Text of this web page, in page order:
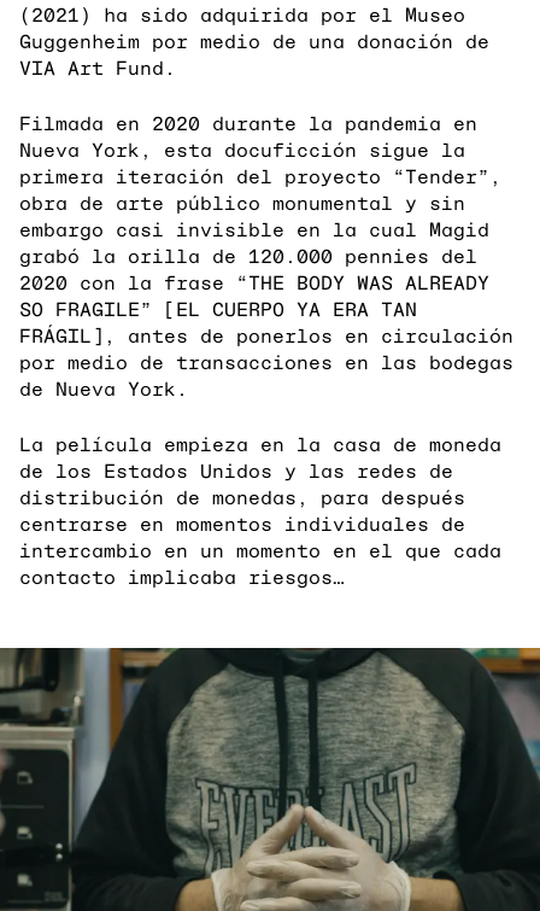
(2021) ha sido adquirida por el Museo
Guggenheim por medio de una donación de
VIA Art Fund.
Filmada en 2020 durante la pandemia en
Nueva York, esta docuficción sigue la
primera iteración del proyecto “Tender”,
obra de arte público monumental y sin
embargo casi invisible en la cual Magid
grabó la orilla de 120.000 pennies del
2020 con la frase “THE BODY WAS ALREADY
SO FRAGILE” [EL CUERPO YA ERA TAN
FRÁGIL], antes de ponerlos en circulación
por medio de transacciones en las bodegas
de Nueva York.
La película empieza en la casa de moneda
de los Estados Unidos y las redes de
distribución de monedas, para después
centrarse en momentos individuales de
intercambio en un momento en el que cada
contacto implicaba riesgos…